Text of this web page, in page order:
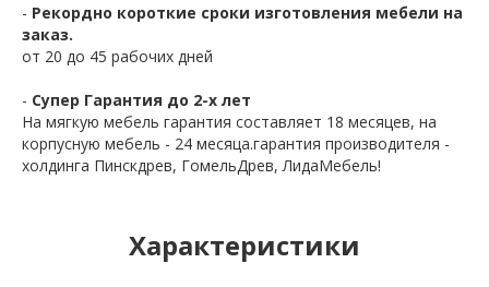
- Рекордно короткие сроки изготовления мебели на
заказ.
от 20 до 45 рабочих дней
- Супер Гарантия до 2-х лет
На мягкую мебель гарантия составляет 18 месяцев, на
корпусную мебель - 24 месяца.гарантия производителя -
холдинга Пинскдрев, ГомельДрев, ЛидаМебель!
Характеристики